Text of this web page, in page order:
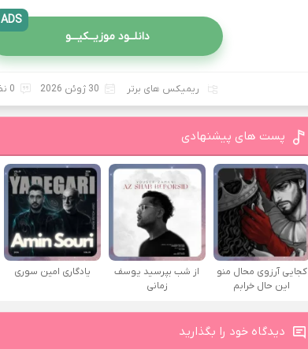
دانلــود موزیــکیـــو
ADS
ریمیکس های برتر 30 ژوئن 2026 0 نظر
پست های پیشنهادی
کجایی آرزوی محال منو
این حال خرابم
از شب بپرسید یوسف
زمانی
یادگاری امین سوری
دیدگاه خود را بگذارید